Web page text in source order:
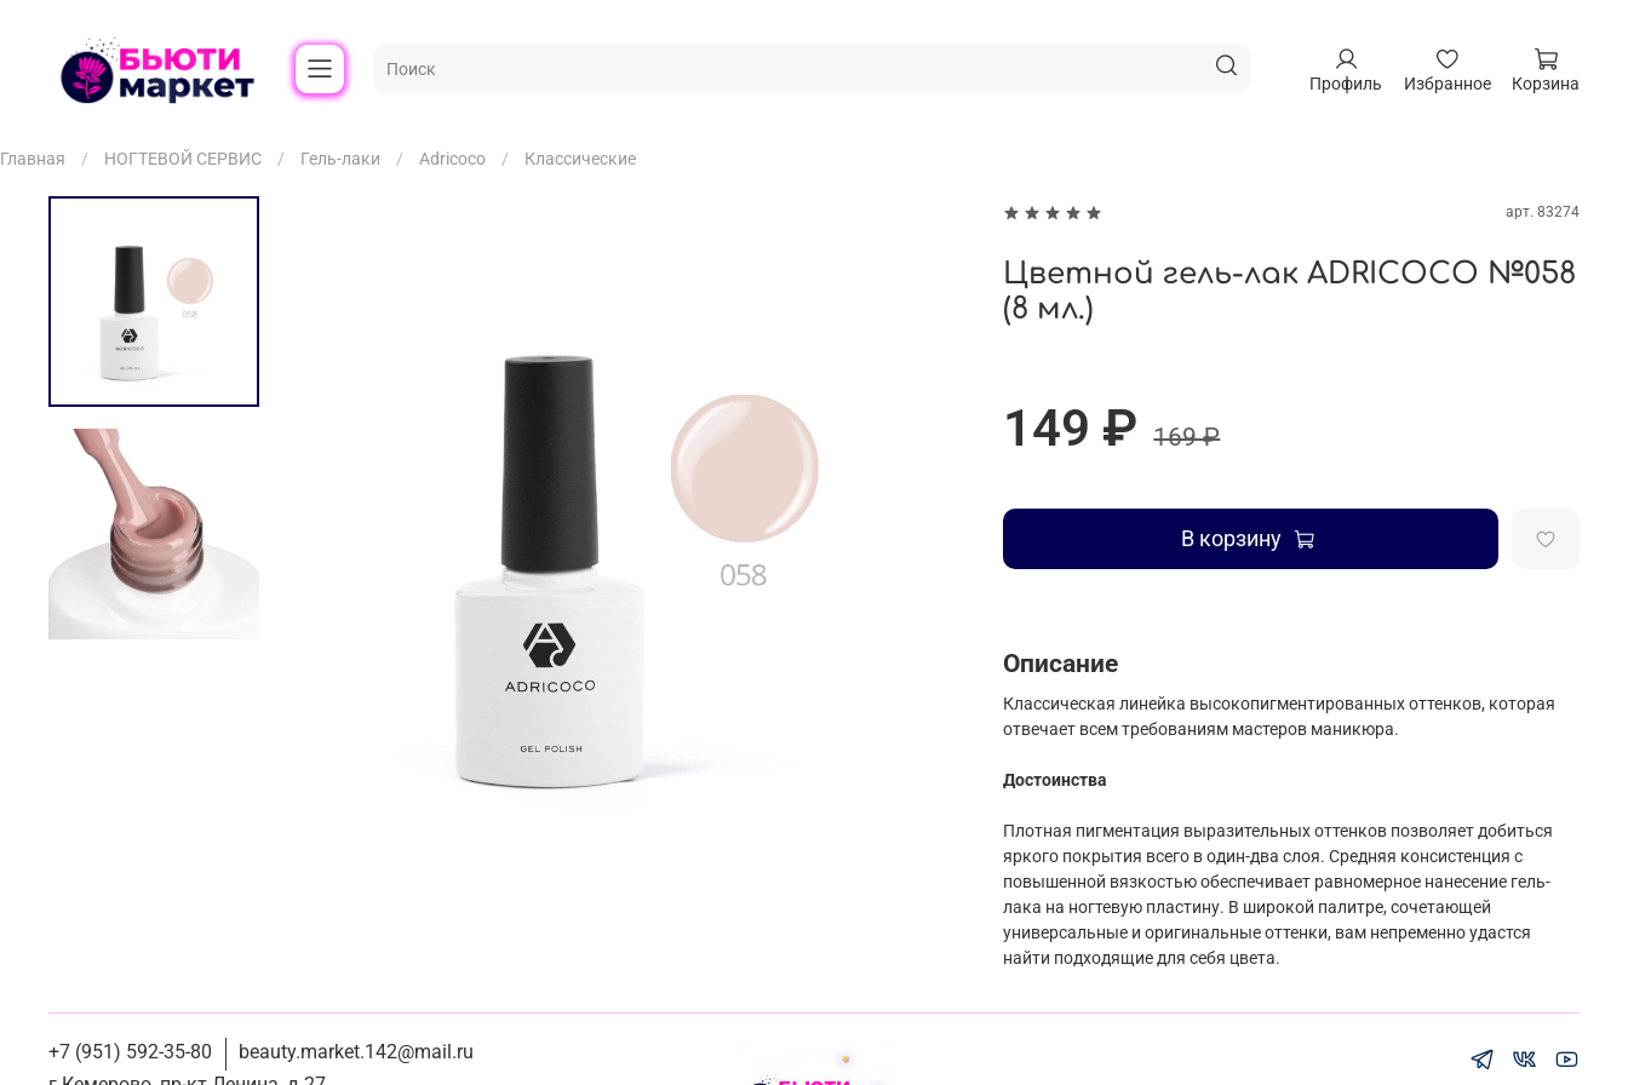
Профиль Избранное Корзина
Главная НОГТЕВОЙ СЕРВИС Гель-лаки Adricoco Классические
арт. 83274
Цветной гель-лак ADRICOCO №058
(8 мл.)
149 ₽ 169 ₽
В корзину
Описание
Классическая линейка высокопигментированных оттенков, которая
отвечает всем требованиям мастеров маникюра.
Достоинства
Плотная пигментация выразительных оттенков позволяет добиться
яркого покрытия всего в один-два слоя. Средняя консистенция с
повышенной вязкостью обеспечивает равномерное нанесение гель-
лака на ногтевую пластину. В широкой палитре, сочетающей
универсальные и оригинальные оттенки, вам непременно удастся
найти подходящие для себя цвета.
+7 (951) 592-35-80
beauty.market.142@mail.ru